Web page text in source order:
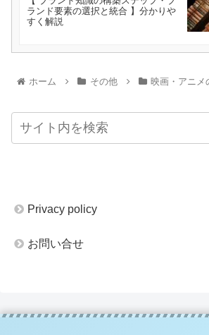
ランド要素の選択と統合 】分かりや
すく解説
ホーム その他 映画・アニメ
Privacy policy
お問い合せ